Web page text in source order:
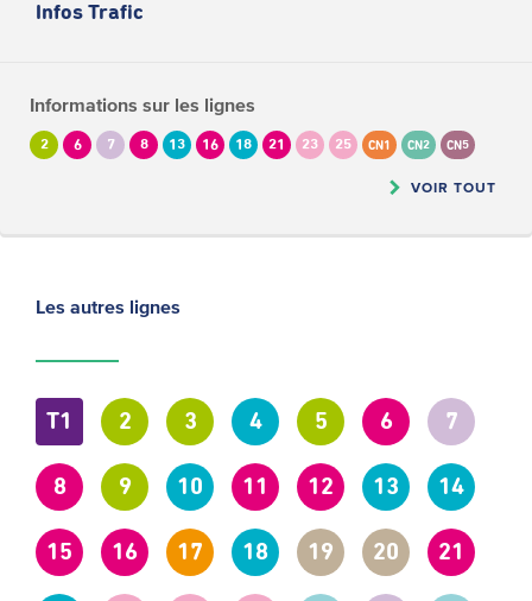
Infos Trafic
Informations sur les lignes
2 6 7 8 13 16 18 21 23 25 CN1 CN2 CN5
VOIR TOUT
Les autres lignes
T1 2 3 4 5 6 7
8 9 10 11 12 13 14
15 16 17 18 19 20 21